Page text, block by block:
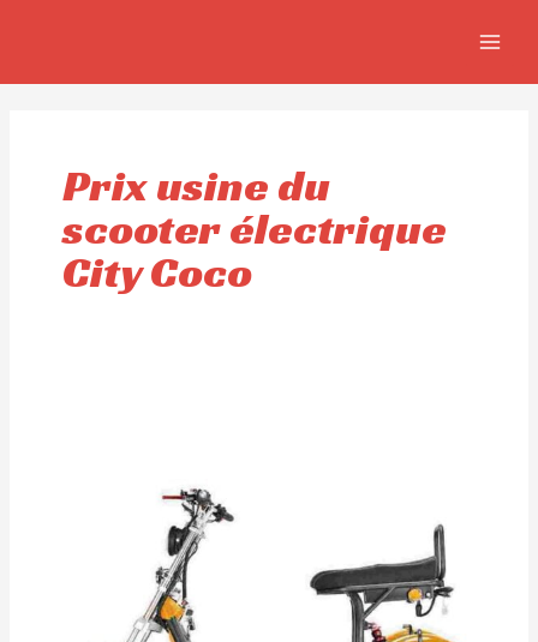
Prix usine du
scooter électrique
City Coco